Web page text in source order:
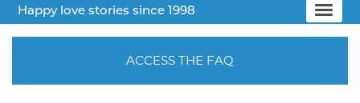
Happy love stories since 1998
ACCESS THE FAQ